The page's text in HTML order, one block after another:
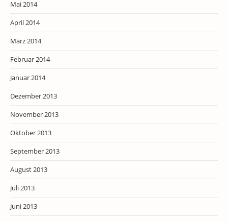
Mai 2014
April 2014
März 2014
Februar 2014
Januar 2014
Dezember 2013
November 2013
Oktober 2013
September 2013
August 2013
Juli 2013
Juni 2013